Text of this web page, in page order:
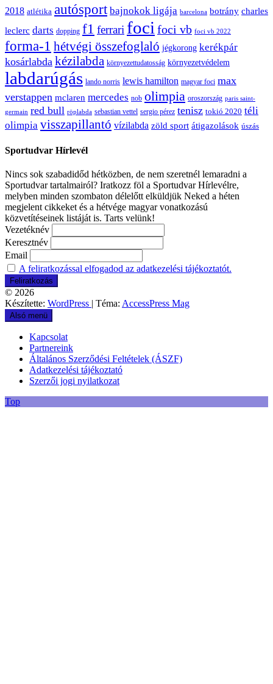
2018 atlétika autósport bajnokok ligája barcelona botrány charles
leclerc darts dopping f1 ferrari foci foci vb foci vb 2022
forma-1 hétvégi összefoglaló jégkorong kerékpár
kosárlabda kézilabda környezettudatosság környezetvédelem
labdarúgás lando norris lewis hamilton magyar foci max
verstappen mclaren mercedes nob olimpia oroszország paris saint-
germain red bull röplabda sebastian vettel sergio pérez tenisz tokió 2020 téli
olimpia visszapillantó vízilabda zöld sport átigazolások úszás
Sportudvar Hírlevél
Nincs sok szabadidőd hétközben, de nem szeretnél lemaradni a
Sportudvar tartalmairól? Iratkozz föl a Sportudvar Hírlevélre,
melyben minden szombaton délelőtt elküldjük Neked a héten
megjelent cikkeket és a hétvége magyar vonatkozású
közvetítéseinek listáját is. Tarts velünk!
Vezetéknév
Keresztnév
Email
A feliratkozással elfogadod az adatkezelési tájékoztatót.
© 2026
Készítette: WordPress | Téma: AccessPress Mag
Alsó menü
Kapcsolat
Partnereink
Általános Szerződési Feltételek (ÁSZF)
Adatkezelési tájékoztató
Szerzői jogi nyilatkozat
Top